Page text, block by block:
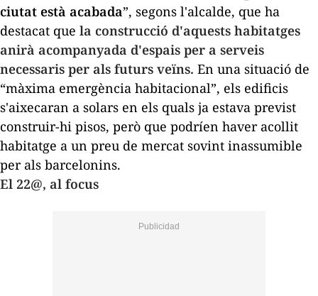
ciutat està acabada”, segons l'alcalde, que ha
destacat que la construcció d'aquests habitatges
anirà acompanyada d'espais per a serveis
necessaris per als futurs veïns. En una situació de
“màxima emergència habitacional”, els edificis
s'aixecaran a solars en els quals ja estava previst
construir-hi pisos, però que podríen haver acollit
habitatge a un preu de mercat sovint inassumible
per als barcelonins.
El 22@, al focus